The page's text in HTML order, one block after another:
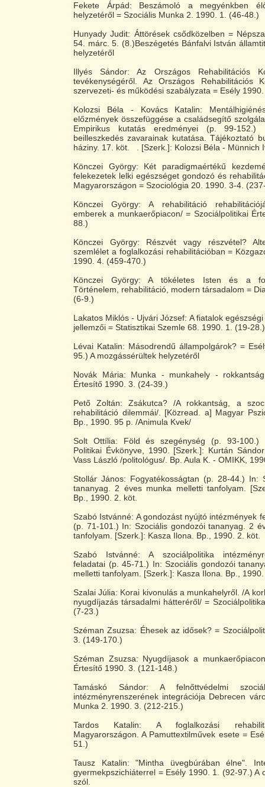
Fekete Árpád: Beszámoló a megyénkben
helyzetéről = Szociális Munka 2. 1990. 1. (46-48.)
Hunyady Judit: Áttörések csődközelben =
54. márc. 5. (8.)Beszégetés Bánfalvi István
helyzetéről
Illyés Sándor: Az Országos Rehabilitációs
tevékenységéről. Az Országos Rehabilitációs
szervezeti- és működési szabályzata = Esély
Kolozsi Béla - Kovács Katalin:
előzmények összefüggése a családsegítő
Empirikus kutatás eredményei (p. 99-152.)
beilleszkedés zavarainak kutatása. Tájékoztató
háziny. 17. köt. . [Szerk.]: Kolozsi Béla - Münnich
Könczei György: Két paradigmaértékű
felekezetek lelki egészséget gondozó és
Magyarországon = Szociológia 20. 1990. 3-4.
Könczei György: A rehabilitáció
emberek a munkaerőpiacon/ = Szociálpolitikai
88.)
Könczei György: Részvét vagy részvétel?
szemlélet a foglalkozási rehabilitációban =
1990. 4. (459-470.)
Könczei György: A tökéletes Isten és a
Történelem, rehabilitáció, modern társadalom =
(6-9.)
Lakatos Miklós - Ujvári József: A fiatalok
jellemzői = Statisztikai Szemle 68. 1990. 1. (19-28.)
Lévai Katalin: Másodrendű állampolgárok? =
95.) A mozgássérültek helyzetéről
Novák Mária: Munka - munkahely -
Értesítő 1990. 3. (24-39.)
Pető Zoltán: Zsákutca? /A rokkantság, a
rehabilitáció dilemmái/. [Közread. a] Magyar
Bp., 1990. 95 p. /Animula Kvek/
Solt Ottília: Föld és szegénység (p. 93-100.)
Politikai Évkönyve, 1990. [Szerk.]: Kurtán
Vass László /politológus/. Bp. Aula K. - OMIKK,
Stollár János: Fogyatékosságtan (p. 28-44.) In:
tananyag. 2 éves munka melletti tanfolyam.
Bp., 1990. 2. köt.
Szabó Istvánné: A gondozást nyújtó intézmények
(p. 71-101.) In: Szociális gondozói tananyag. 2
tanfolyam. [Szerk.]: Kasza Ilona. Bp., 1990. 2. köt.
Szabó Istvánné: A szociálpolitika
feladatai (p. 45-71.) In: Szociális gondozói
melletti tanfolyam. [Szerk.]: Kasza Ilona. Bp.,
Szalai Júlia: Korai kivonulás a munkahelyről. /A
nyugdíjazás társadalmi hátteréről/ =
(7-23.)
Széman Zsuzsa: Éhesek az idősek? =
3. (149-170.)
Széman Zsuzsa: Nyugdíjasok a
Értesítő 1990. 3. (121-148.)
Tamáskó Sándor: A felnőttvédelmi
intézményrenszerének integrációja Debrecen
Munka 2. 1990. 3. (212-215.)
Tardos Katalin: A foglalkozási
Magyarországon. A Pamuttextilművek esete =
51.)
Tausz Katalin: "Mintha üvegbúrában élne".
gyermekpszichiáterrel = Esély 1990. 1. (92-97.) A
szól.